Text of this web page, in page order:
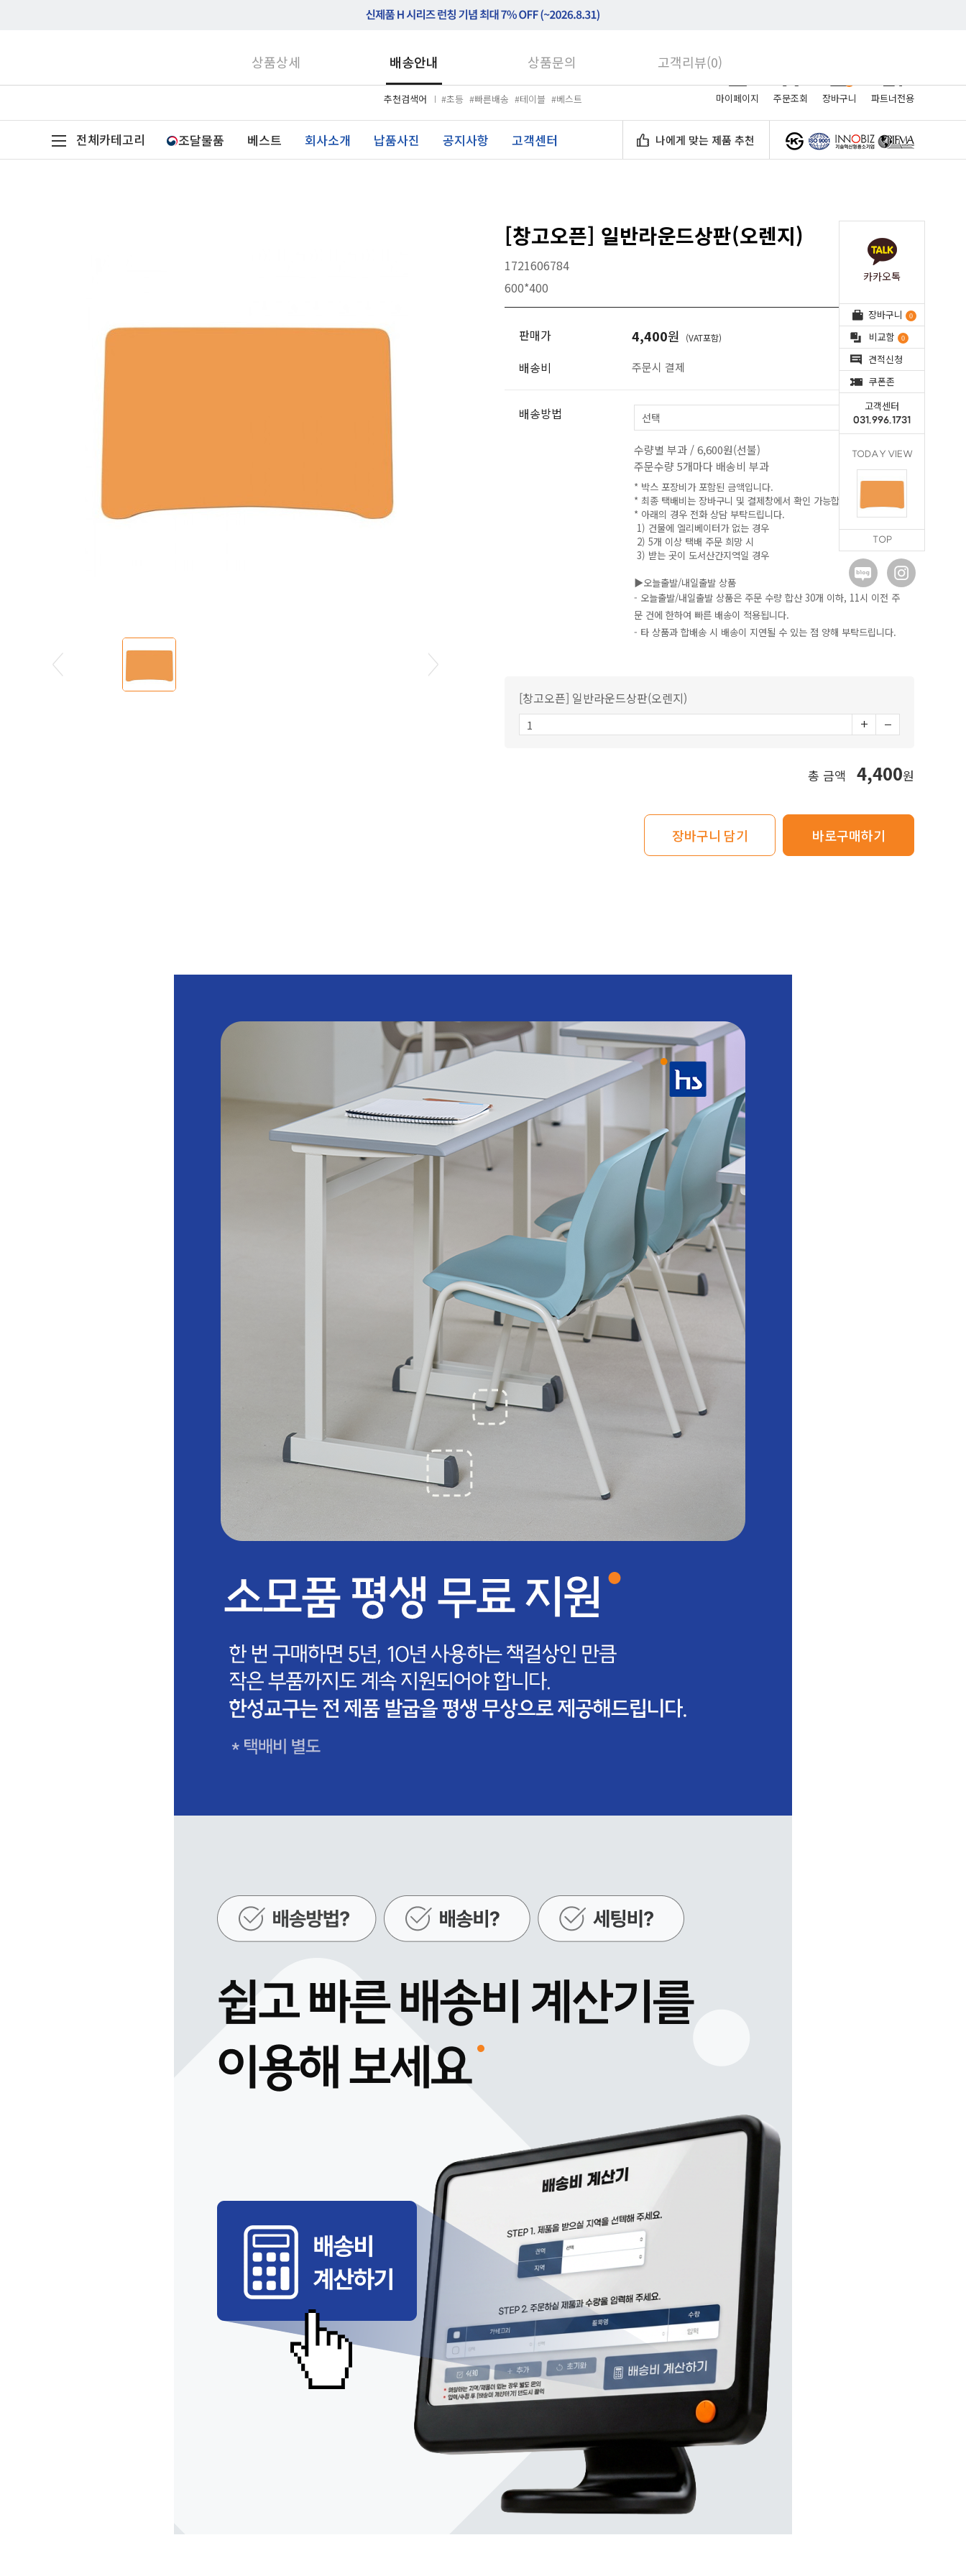
추천검색어 #초등 #빠른배송 #테이블 #베스트 마이페이지 주문조회 장바구니 파트너전용
전체카테고리 조달물품 베스트 회사소개 납품사진 공지사항 고객센터 나에게 맞는 제품 추천
카카오톡
장바구니 0
비교함 0
견적신청
쿠폰존
고객센터
031.996.1731
TODAY VIEW
TOP
[창고오픈] 일반라운드상판(오렌지)
1721606784
600*400
판매가 4,400원 (VAT포함)
배송비 주문시 결제
배송방법
수량별 부과 / 6,600원(선불)
주문수량 5개마다 배송비 부과
* 박스 포장비가 포함된 금액입니다.
* 최종 택배비는 장바구니 및 결제창에서 확인 가능합니다.
* 아래의 경우 전화 상담 부탁드립니다.
1) 건물에 엘리베이터가 없는 경우
2) 5개 이상 택배 주문 희망 시
3) 받는 곳이 도서산간지역일 경우
▶오늘출발/내일출발 상품
- 오늘출발/내일출발 상품은 주문 수량 합산 30개 이하, 11시 이전 주
문 건에 한하여 빠른 배송이 적용됩니다.
- 타 상품과 합배송 시 배송이 지연될 수 있는 점 양해 부탁드립니다.
[창고오픈] 일반라운드상판(오렌지)
총 금액 4,400원
상품상세 배송안내 상품문의 고객리뷰(0)